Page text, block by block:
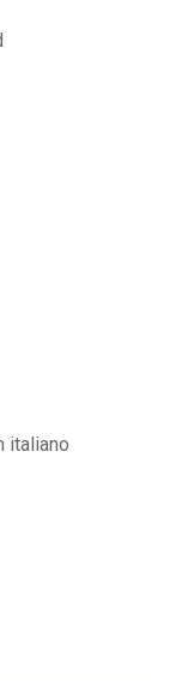
italiano